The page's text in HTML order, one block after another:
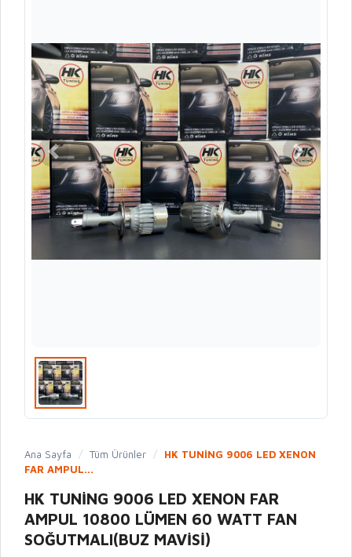
Ana Sayfa / Tüm Ürünler /
HK TUNİNG 9006 LED XENON
FAR AMPUL...
HK TUNİNG 9006 LED XENON FAR
AMPUL 10800 LÜMEN 60 WATT FAN
SOĞUTMALI(BUZ MAVİSİ)